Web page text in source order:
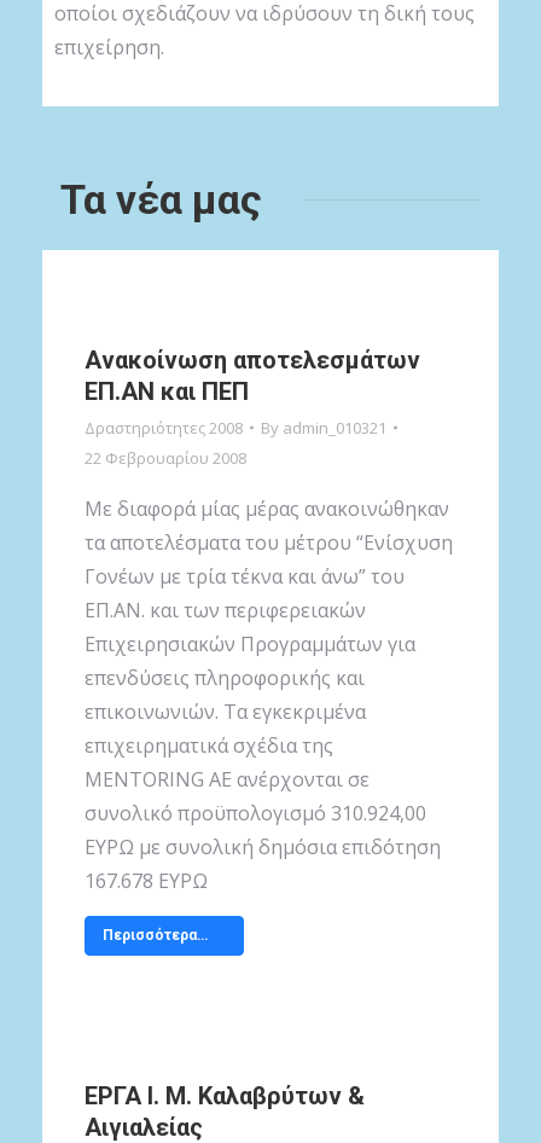
οποίοι σχεδιάζουν να ιδρύσουν τη δική τους
επιχείρηση.
Τα νέα μας
Ανακοίνωση αποτελεσμάτων
ΕΠ.ΑΝ και ΠΕΠ
Δραστηριότητες 2008 By admin_010321
22 Φεβρουαρίου 2008
Με διαφορά μίας μέρας ανακοινώθηκαν
τα αποτελέσματα του μέτρου “Ενίσχυση
Γονέων με τρία τέκνα και άνω” του
ΕΠ.ΑΝ. και των περιφερειακών
Επιχειρησιακών Προγραμμάτων για
επενδύσεις πληροφορικής και
επικοινωνιών. Τα εγκεκριμένα
επιχειρηματικά σχέδια της
MENTORING AE ανέρχονται σε
συνολικό προϋπολογισμό 310.924,00
ΕΥΡΩ με συνολική δημόσια επιδότηση
167.678 ΕΥΡΩ
Περισσότερα…
ΕΡΓΑ Ι. Μ. Καλαβρύτων &
Αιγιαλείας